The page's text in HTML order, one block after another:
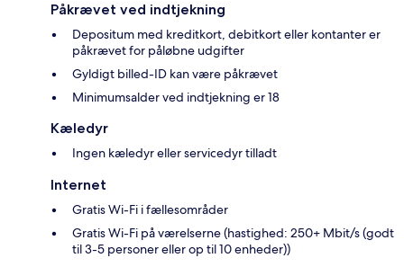
Påkrævet ved indtjekning
Depositum med kreditkort, debitkort eller kontanter er
påkrævet for påløbne udgifter
Gyldigt billed-ID kan være påkrævet
Minimumsalder ved indtjekning er 18
Kæledyr
Ingen kæledyr eller servicedyr tilladt
Internet
Gratis Wi-Fi i fællesområder
Gratis Wi-Fi på værelserne (hastighed: 250+ Mbit/s (godt
til 3-5 personer eller op til 10 enheder))